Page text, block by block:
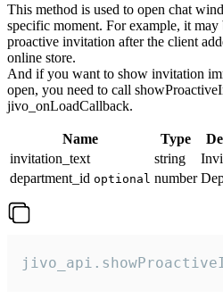
This method is used to open chat
specific moment. For example, it
proactive invitation after the client
online store.
And if you want to show invitation
open, you need to call
jivo_onLoadCallback.
Name Type
invitation_text
string
department_id optional number